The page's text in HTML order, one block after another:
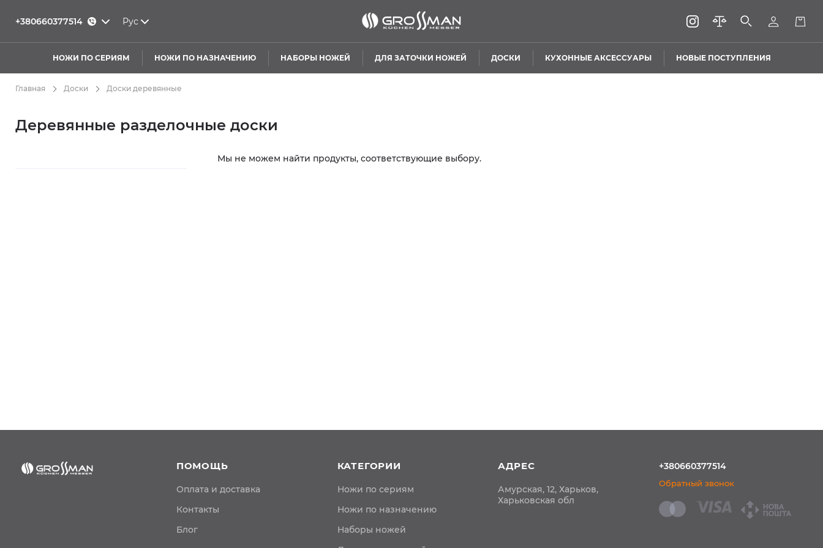
+380660377514 Рус
НОЖИ ПО СЕРИЯМ НОЖИ ПО НАЗНАЧЕНИЮ НАБОРЫ НОЖЕЙ ДЛЯ ЗАТОЧКИ НОЖЕЙ ДОСКИ КУХОННЫЕ АКСЕССУАРЫ НОВЫЕ ПОСТУПЛЕНИЯ
Главная Доски Доски деревянные
Деревянные разделочные доски
Мы не можем найти продукты, соответствующие выбору.
ПОМОЩЬ
Оплата и доставка
Контакты
Блог
КАТЕГОРИИ
Ножи по сериям
Ножи по назначению
Наборы ножей
АДРЕС
Амурская, 12, Харьков,
Харьковская обл
+380660377514
Обратный звонок